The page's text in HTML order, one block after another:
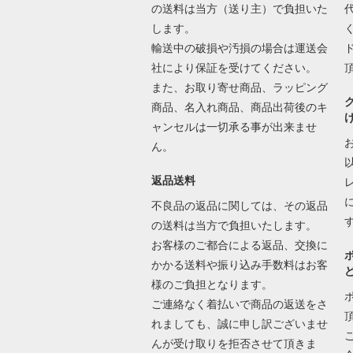
の送料は当方（送り主）で負担いた
します。
輸送中の破損や汚損の場合は運送会
社により保証を受けてください。
また、お取り寄せ商品、ラッピング
商品、名入れ商品、商品出荷後のキ
ャンセルは一切承る事が出来ませ
ん。
返品送料
不良品の返品に関しては、その返品
の送料は当方で負担いたします。
お客様のご都合による返品、交換に
かかる送料や振り込み手数料はお客
様のご負担となります。
ご連絡なく着払いで商品の返送をさ
れましても、誠に申し訳ございませ
んが受け取りを拒否させて頂きま